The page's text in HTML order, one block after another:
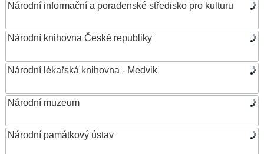
Národní informační a poradenské středisko pro kulturu
Národní knihovna České republiky
Národní lékařská knihovna - Medvik
Národní muzeum
Národní památkový ústav